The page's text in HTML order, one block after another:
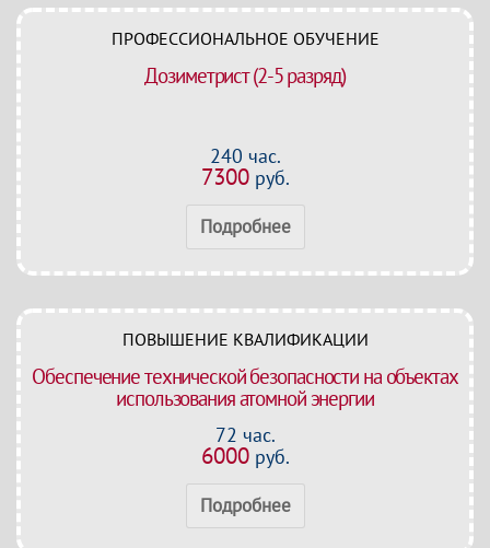
ПРОФЕССИОНАЛЬНОЕ ОБУЧЕНИЕ
Дозиметрист (2-5 разряд)
240 час.
7300руб.
Подробнее
ПОВЫШЕНИЕ КВАЛИФИКАЦИИ
Обеспечение технической безопасности на объектах
использования атомной энергии
72 час.
6000руб.
Подробнее